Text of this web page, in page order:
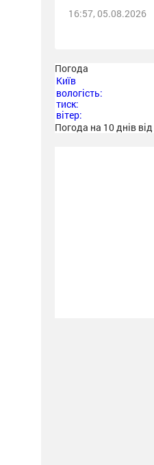
16:57, 05.08.2026
Погода
Київ
вологість:
тиск:
вітер:
Погода на 10 днів від